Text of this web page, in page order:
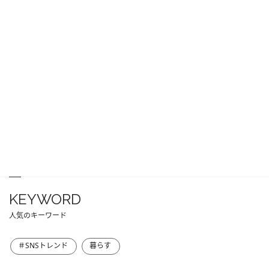
KEYWORD
人気のキーワード
＃SNSトレンド 暮らす